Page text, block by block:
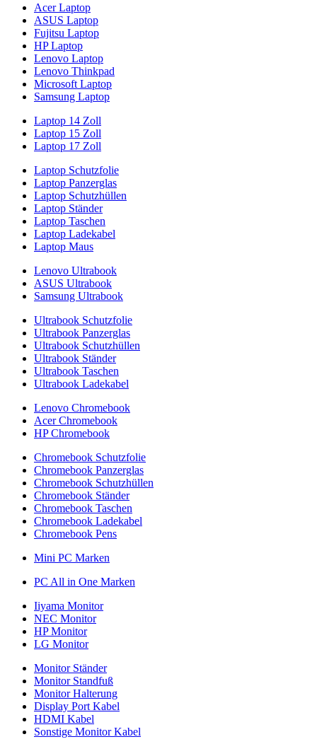
Acer Laptop
ASUS Laptop
Fujitsu Laptop
HP Laptop
Lenovo Laptop
Lenovo Thinkpad
Microsoft Laptop
Samsung Laptop
Laptop 14 Zoll
Laptop 15 Zoll
Laptop 17 Zoll
Laptop Schutzfolie
Laptop Panzerglas
Laptop Schutzhüllen
Laptop Ständer
Laptop Taschen
Laptop Ladekabel
Laptop Maus
Lenovo Ultrabook
ASUS Ultrabook
Samsung Ultrabook
Ultrabook Schutzfolie
Ultrabook Panzerglas
Ultrabook Schutzhüllen
Ultrabook Ständer
Ultrabook Taschen
Ultrabook Ladekabel
Lenovo Chromebook
Acer Chromebook
HP Chromebook
Chromebook Schutzfolie
Chromebook Panzerglas
Chromebook Schutzhüllen
Chromebook Ständer
Chromebook Taschen
Chromebook Ladekabel
Chromebook Pens
Mini PC Marken
PC All in One Marken
Iiyama Monitor
NEC Monitor
HP Monitor
LG Monitor
Monitor Ständer
Monitor Standfuß
Monitor Halterung
Display Port Kabel
HDMI Kabel
Sonstige Monitor Kabel